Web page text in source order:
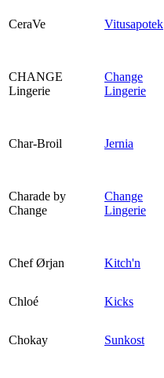
CeraVe Vitusapotek
CHANGE
Lingerie
Change
Lingerie
Char-Broil Jernia
Charade by
Change
Change
Lingerie
Chef Ørjan Kitch'n
Chloé
Kicks
Chokay Sunkost